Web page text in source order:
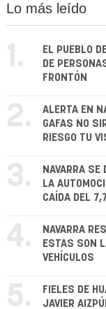
Lo más leído
1.
EL PUEBLO
DE
FRONTÓN
2.
ALERTA EN
GAFAS NO
RIESGO TU
3.
NAVARRA SE
LA
CAÍDA DEL
4.
NAVARRA
ESTAS SON
VEHÍCULOS
5.
FIELES DE
JAVIER